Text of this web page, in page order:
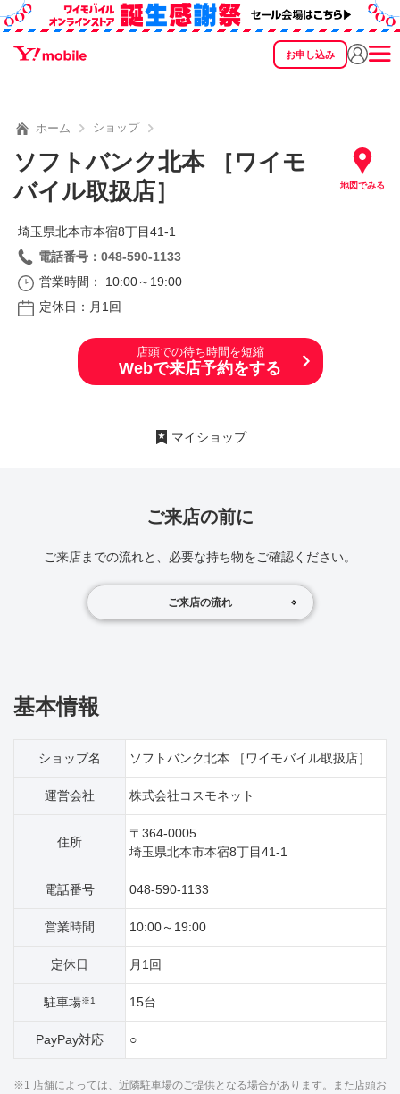
お申し込み
SEARCH
ホーム ショップ
ソフトバンク北本 ［ワイモ
バイル取扱店］
地図でみる
埼玉県北本市本宿8丁目41‐1
電話番号：048-590-1133
営業時間： 10:00～19:00
定休日：月1回
店頭での待ち時間を短縮
Webで来店予約をする
マイショップ
ご来店の前に
ご来店までの流れと、必要な持ち物をご確認ください。
ご来店の流れ
基本情報
ショップ名 ソフトバンク北本 ［ワイモバイル取扱店］
運営会社 株式会社コスモネット
住所
〒364-0005
埼玉県北本市本宿8丁目41‐1
電話番号 048-590-1133
営業時間 10:00～19:00
定休日 月1回
駐車場※1 15台
PayPay対応 ○
※1 店舗によっては、近隣駐車場のご提供となる場合があります。また店頭お